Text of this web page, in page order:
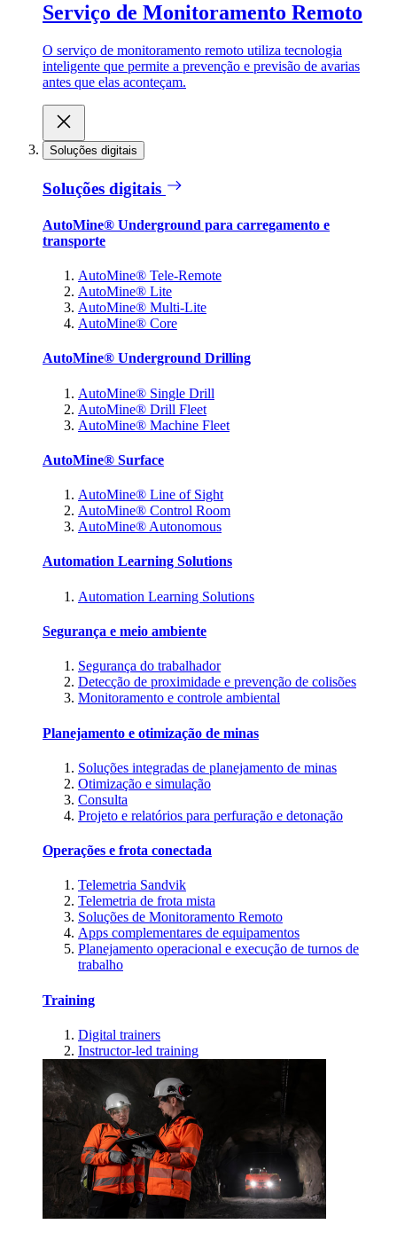
Serviço de Monitoramento Remoto
O serviço de monitoramento remoto utiliza tecnologia
inteligente que permite a prevenção e previsão de avarias
antes que elas aconteçam.
Soluções digitais
Soluções digitais
AutoMine® Underground para carregamento e
transporte
AutoMine® Tele-Remote
AutoMine® Lite
AutoMine® Multi-Lite
AutoMine® Core
AutoMine® Underground Drilling
AutoMine® Single Drill
AutoMine® Drill Fleet
AutoMine® Machine Fleet
AutoMine® Surface
AutoMine® Line of Sight
AutoMine® Control Room
AutoMine® Autonomous
Automation Learning Solutions
Automation Learning Solutions
Segurança e meio ambiente
Segurança do trabalhador
Detecção de proximidade e prevenção de colisões
Monitoramento e controle ambiental
Planejamento e otimização de minas
Soluções integradas de planejamento de minas
Otimização e simulação
Consulta
Projeto e relatórios para perfuração e detonação
Operações e frota conectada
Telemetria Sandvik
Telemetria de frota mista
Soluções de Monitoramento Remoto
Apps complementares de equipamentos
Planejamento operacional e execução de turnos de
trabalho
Training
Digital trainers
Instructor-led training